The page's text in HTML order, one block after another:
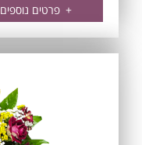
+ פרטים נוספים